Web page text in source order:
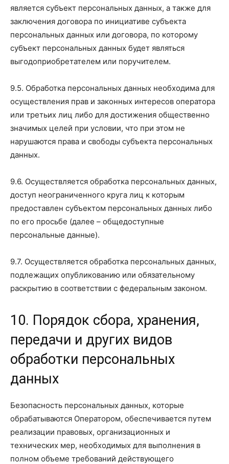
является субъект персональных данных, а также для
заключения договора по инициативе субъекта
персональных данных или договора, по которому
субъект персональных данных будет являться
выгодоприобретателем или поручителем.
9.5. Обработка персональных данных необходима для
осуществления прав и законных интересов оператора
или третьих лиц либо для достижения общественно
значимых целей при условии, что при этом не
нарушаются права и свободы субъекта персональных
данных.
9.6. Осуществляется обработка персональных данных,
доступ неограниченного круга лиц к которым
предоставлен субъектом персональных данных либо
по его просьбе (далее – общедоступные
персональные данные).
9.7. Осуществляется обработка персональных данных,
подлежащих опубликованию или обязательному
раскрытию в соответствии с федеральным законом.
10. Порядок сбора, хранения,
передачи и других видов
обработки персональных
данных
Безопасность персональных данных, которые
обрабатываются Оператором, обеспечивается путем
реализации правовых, организационных и
технических мер, необходимых для выполнения в
полном объеме требований действующего